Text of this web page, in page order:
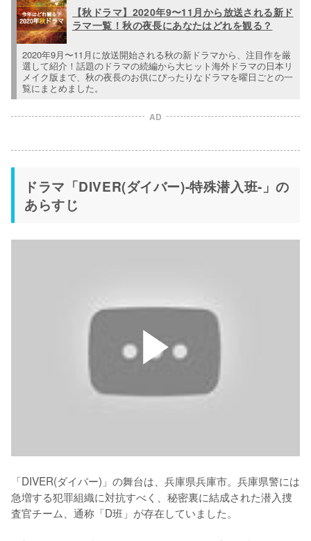
【秋ドラマ】2020年9〜11月から放送される新ド
ラマ一覧！秋の夜長にあなたはどれを観る？
2020年9月〜11月に放送開始される秋の新ドラマから、注目作を厳
選して紹介！話題のドラマの続編から大ヒット海外ドラマの日本リ
メイク版まで、秋の夜長のお供にぴったりなドラマを曜日ごとの一
覧にまとめました。
AD
ドラマ「DIVER(ダイバー)-特殊潜入班-」の
あらすじ
「DIVER(ダイバー)」の舞台は、兵庫県兵庫市。兵庫県警には
急増する犯罪組織に対抗すべく、秘密裏に結成された潜入捜
査官チーム、通称「D班」が存在していました。